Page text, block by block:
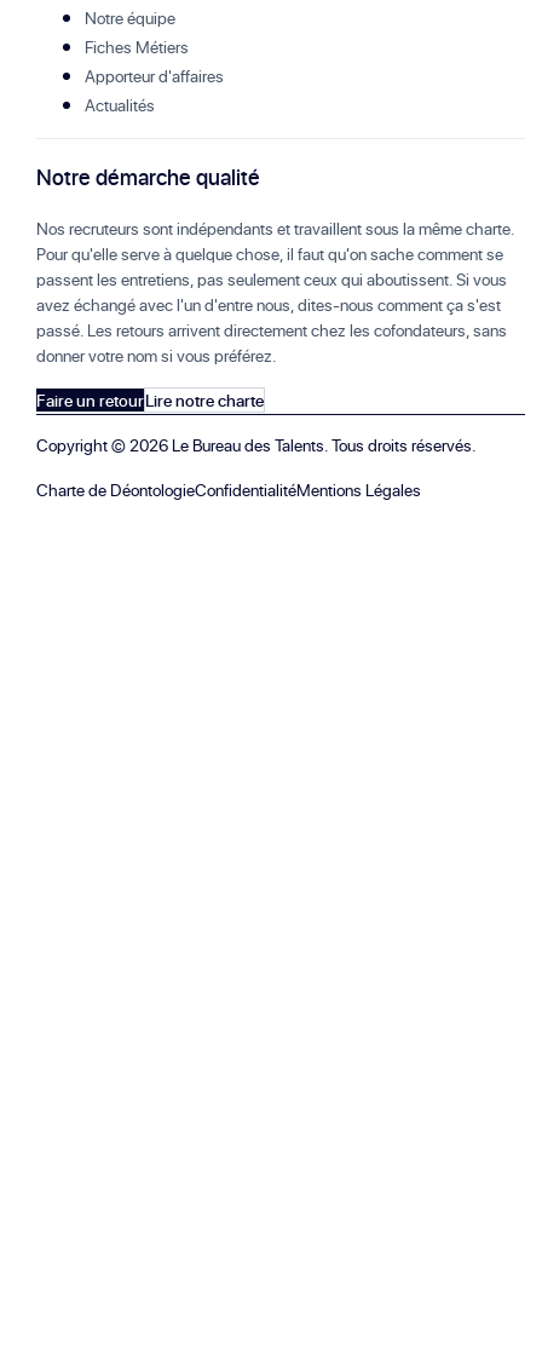
Notre équipe
Fiches Métiers
Apporteur d'affaires
Actualités
Notre démarche qualité
Nos recruteurs sont indépendants et travaillent sous la même charte.
Pour qu'elle serve à quelque chose, il faut qu'on sache comment se
passent les entretiens, pas seulement ceux qui aboutissent. Si vous
avez échangé avec l'un d'entre nous, dites-nous comment ça s'est
passé. Les retours arrivent directement chez les cofondateurs, sans
donner votre nom si vous préférez.
Faire un retourLire notre charte
Copyright ©2026 Le Bureau des Talents. Tous droits réservés.
Charte de DéontologieConfidentialitéMentions Légales